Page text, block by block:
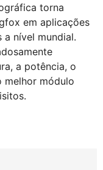
torna
em aplicações
a nível mundial.
a potência, o
melhor módulo